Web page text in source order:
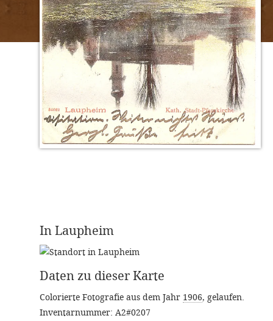
In Laupheim
Vorderseite Rückseite
Daten zu dieser Karte
Colorierte Fotografie aus dem Jahr 1906, gelaufen
Inventarnummer: A2#0207